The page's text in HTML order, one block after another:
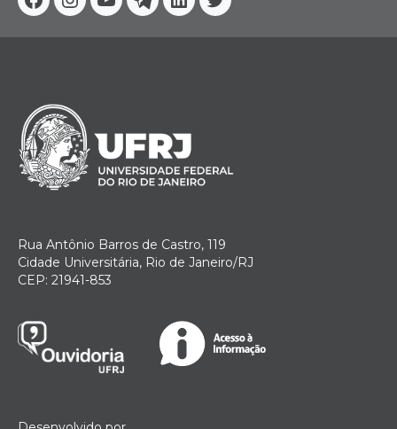
Facebook
Instagram
YoutubeTelegram
Linkedin
Twitter
Rua Antônio Barros de Castro, 119
Cidade Universitária, Rio de Janeiro/RJ
CEP: 21941-853